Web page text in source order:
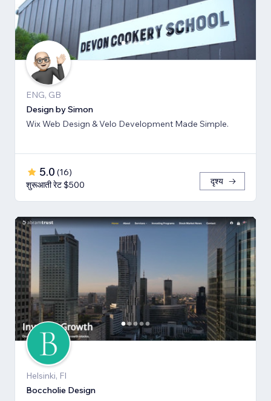
ENG, GB
Design by Simon
Wix Web Design & Velo Development Made Simple.
5.0 (16)
शुरूआती रेट $500
दृश्य
Helsinki, FI
Boccholie Design